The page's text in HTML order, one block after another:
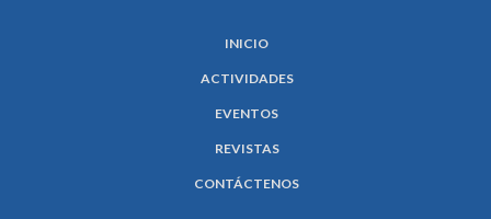
INICIO
ACTIVIDADES
EVENTOS
REVISTAS
CONTÁCTENOS